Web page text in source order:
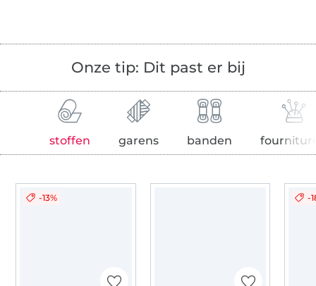
Onze tip: Dit past er bij
stoffen garens banden
-13% -